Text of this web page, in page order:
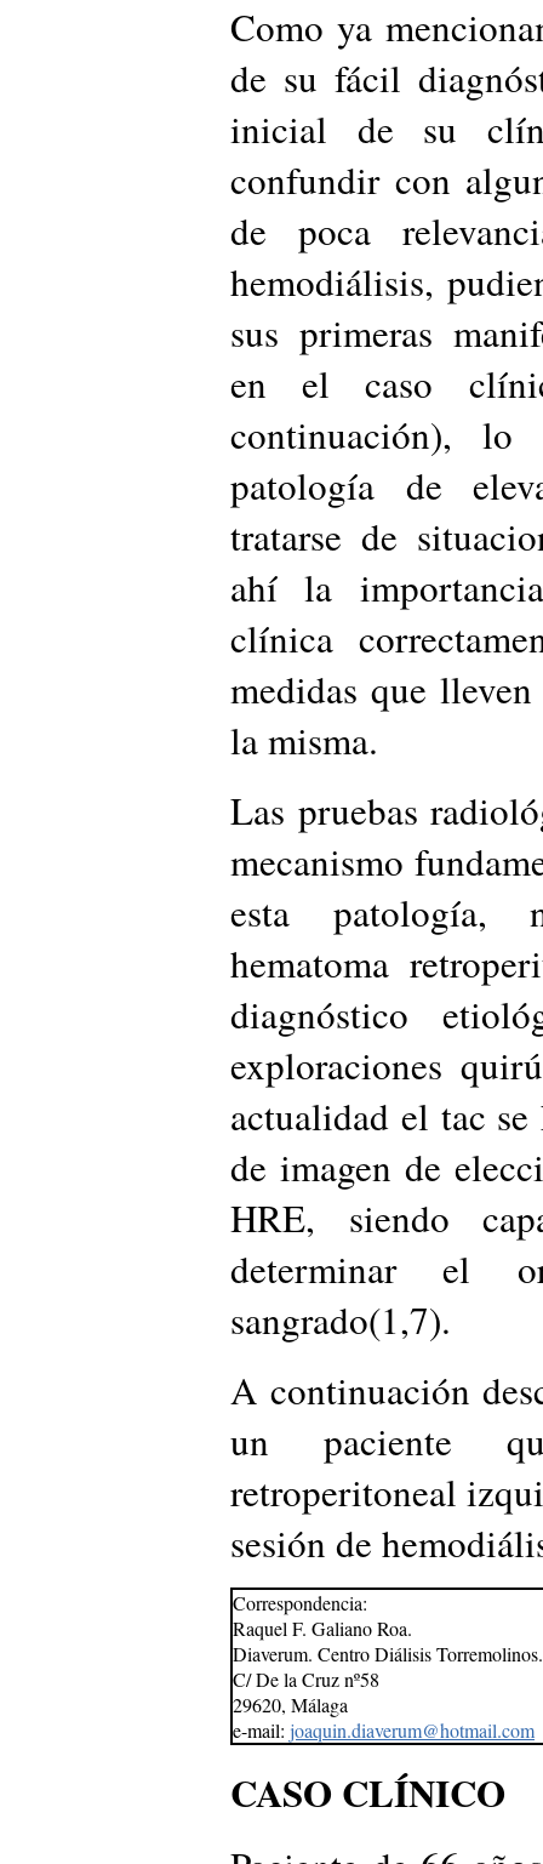
Como ya
de su fácil
inicial de su
confundir con
de poca
hemodiálisis,
sus primeras
en el caso
continuación),
patología de
tratarse de
ahí la
clínica
medidas que
la misma.
Las pruebas
mecanismo
esta patología,
hematoma
diagnóstico
exploraciones
actualidad el tac
de imagen de
HRE, siendo
determinar el
sangrado(1,7).
A continuación
un paciente
retroperitoneal
sesión de
Correspondencia:
Raquel F. Galiano Roa.
Diaverum. Centro Diálisis Torremolinos.
C/ De la Cruz nº58
29620, Málaga
e-mail: joaquin.diaverum@hotmail.com
CASO CLÍNICO